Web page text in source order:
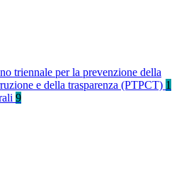
triennale per la prevenzione della
e della trasparenza (PTPCT) 1
9